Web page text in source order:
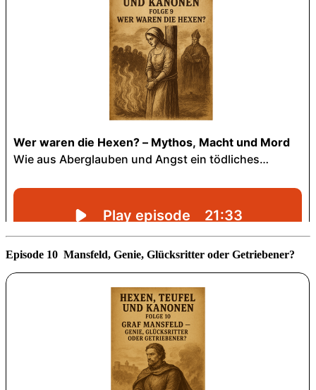
Episode 10 Mansfeld, Genie, Glücksritter oder Getriebener?